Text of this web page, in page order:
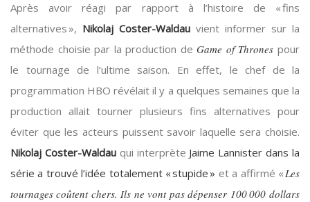
Après avoir réagi par rapport à l’histoire de « fins
alternatives », Nikolaj Coster-Waldau vient informer sur la
méthode choisie par la production deGame of Thrones pour
le tournage de l’ultime saison. En effet, le chef de la
programmation HBO révélait il y a quelques semaines que la
production allait tourner plusieurs fins alternatives pour
éviter que les acteurs puissent savoir laquelle sera choisie.
Nikolaj Coster-Waldauqui interprète Jaime Lannister dans la
série a trouvé l’idée totalement « stupide » et a affirmé «Les
tournages coûtent chers. Ils ne vont pas dépenser 100 000 dollars